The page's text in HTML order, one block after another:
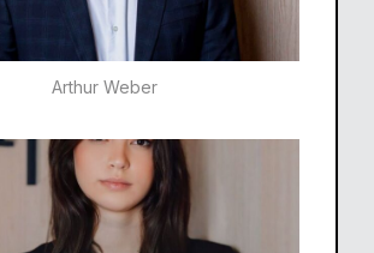
Arthur Weber